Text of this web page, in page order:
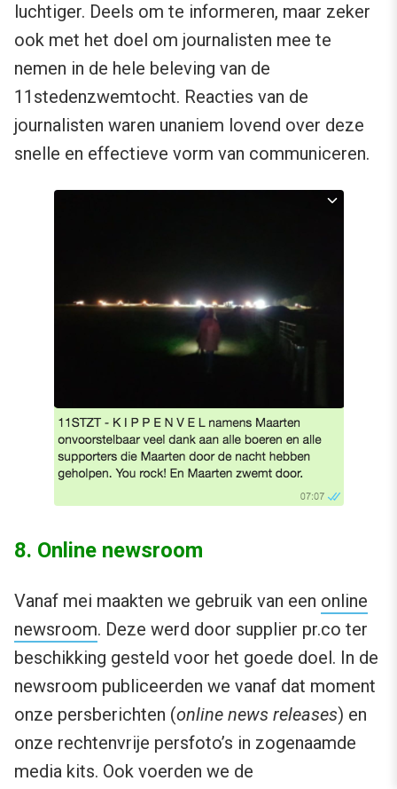
luchtiger. Deels om te informeren, maar zeker
ook met het doel om journalisten mee te
nemen in de hele beleving van de
11stedenzwemtocht. Reacties van de
journalisten waren unaniem lovend over deze
snelle en effectieve vorm van communiceren.
8. Online newsroom
Vanaf mei maakten we gebruik van een online
newsroom. Deze werd door supplier pr.co ter
beschikking gesteld voor het goede doel. In de
newsroom publiceerden we vanaf dat moment
onze persberichten (online news releases) en
onze rechtenvrije persfoto’s in zogenaamde
media kits. Ook voerden we de